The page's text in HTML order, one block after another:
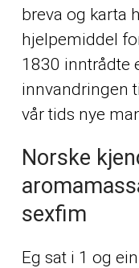
breva og karta
hjelpemiddel
1830 inntrådte
innvandringen
vår tids nye
Norske
sexfim
Eg sat i 1 og